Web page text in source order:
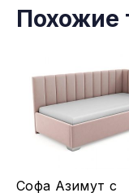
Похожие
Этот
Софа Азимут с